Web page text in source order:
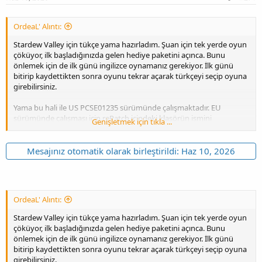
OrdeaL' Alıntı:
Stardew Valley için tükçe yama hazırladım. Şuan için tek yerde oyun
çöküyor, ilk başladığınızda gelen hediye paketini açınca. Bunu
önlemek için de ilk günü ingilizce oynamanız gerekiyor. İlk günü
bitirip kaydettikten sonra oyunu tekrar açarak türkçeyi seçip oyuna
girebilirsiniz.
Yama bu hali ile US PCSE01235 sürümünde çalışmaktadır. EU
sürümünde çalışması için rePatch içindeki klasörün ismini
PCSB01226 yapmanız gerekmektedir.
Yamayı kullanabilmeniz için rePatch kurulu olmalıdır.
İndirme linkleri:
[Gizli içerik]
[Gizli içerik]
[Gizli içerik]
[Gizli içerik]
Genişletmek için tıkla ...
Mesajınız otomatik olarak birleştirildi: Haz 10, 2026
OrdeaL' Alıntı:
Stardew Valley için tükçe yama hazırladım. Şuan için tek yerde oyun
çöküyor, ilk başladığınızda gelen hediye paketini açınca. Bunu
önlemek için de ilk günü ingilizce oynamanız gerekiyor. İlk günü
bitirip kaydettikten sonra oyunu tekrar açarak türkçeyi seçip oyuna
girebilirsiniz.